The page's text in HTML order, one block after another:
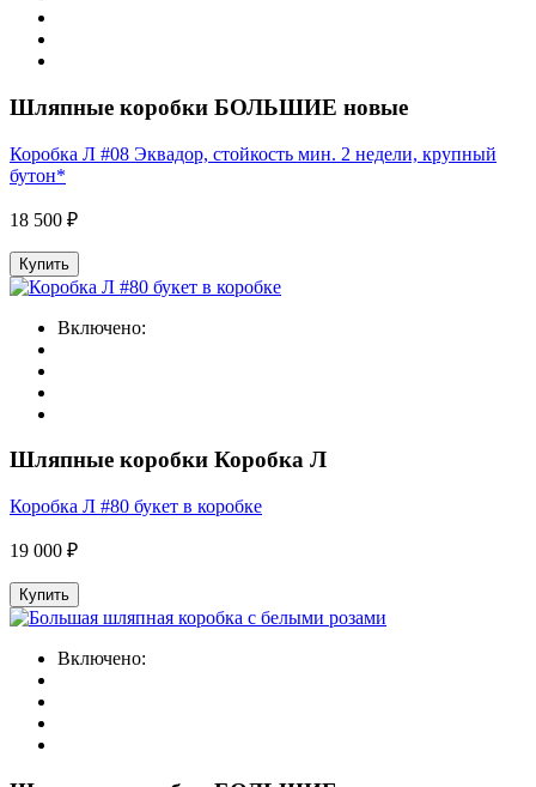
Шляпные коробки БОЛЬШИЕ новые
Коробка Л #08 Эквадор, стойкость мин. 2 недели, крупный
бутон*
18 500 ₽
Купить
Включено:
Шляпные коробки Коробка Л
Коробка Л #80 букет в коробке
19 000 ₽
Купить
Включено: